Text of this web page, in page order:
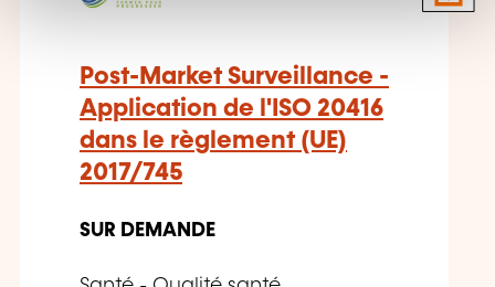
Post-Market Surveillance -
Application de l'ISO 20416
dans le règlement (UE)
2017/745
SUR DEMANDE